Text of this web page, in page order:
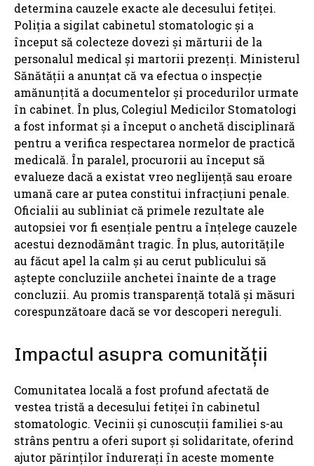
determina cauzele exacte ale decesului fetiței.
Poliția a sigilat cabinetul stomatologic și a
început să colecteze dovezi și mărturii de la
personalul medical și martorii prezenți. Ministerul
Sănătății a anunțat că va efectua o inspecție
amănunțită a documentelor și procedurilor urmate
în cabinet. În plus, Colegiul Medicilor Stomatologi
a fost informat și a început o anchetă disciplinară
pentru a verifica respectarea normelor de practică
medicală. În paralel, procurorii au început să
evalueze dacă a existat vreo neglijență sau eroare
umană care ar putea constitui infracțiuni penale.
Oficialii au subliniat că primele rezultate ale
autopsiei vor fi esențiale pentru a înțelege cauzele
acestui deznodământ tragic. În plus, autoritățile
au făcut apel la calm și au cerut publicului să
aștepte concluziile anchetei înainte de a trage
concluzii. Au promis transparență totală și măsuri
corespunzătoare dacă se vor descoperi nereguli.
Impactul asupra comunității
Comunitatea locală a fost profund afectată de
vestea tristă a decesului fetiței în cabinetul
stomatologic. Vecinii și cunoscuții familiei s-au
strâns pentru a oferi suport și solidaritate, oferind
ajutor părinților îndurerați în aceste momente